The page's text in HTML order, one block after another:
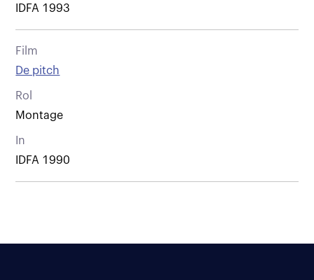
IDFA 1993
Film
De pitch
Rol
Montage
In
IDFA 1990